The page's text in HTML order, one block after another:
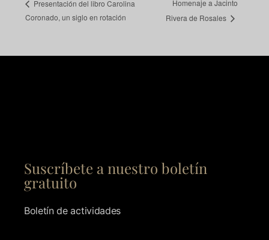
Presentación del libro Carolina
Coronado, un siglo en rotación
Homenaje a Jacinto
Rivera de Rosales
Suscríbete a nuestro boletín
gratuito
Boletín de actividades